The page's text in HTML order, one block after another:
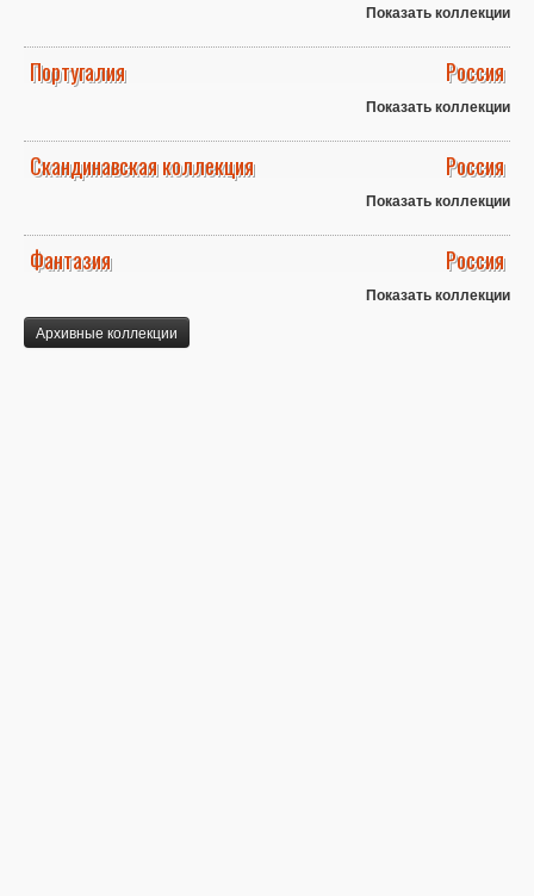
Показать коллекции
Португалия Россия
Показать коллекции
Скандинавская коллекция Россия
Показать коллекции
Фантазия Россия
Показать коллекции
Архивные коллекции